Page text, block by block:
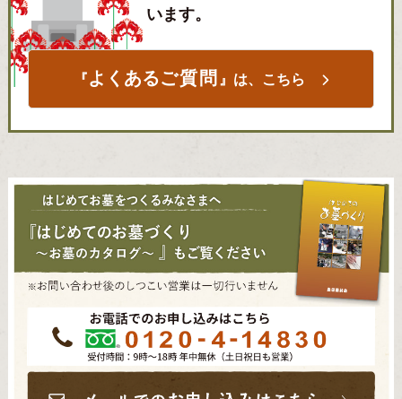
います。
『よくあるご質問 』は、こちら